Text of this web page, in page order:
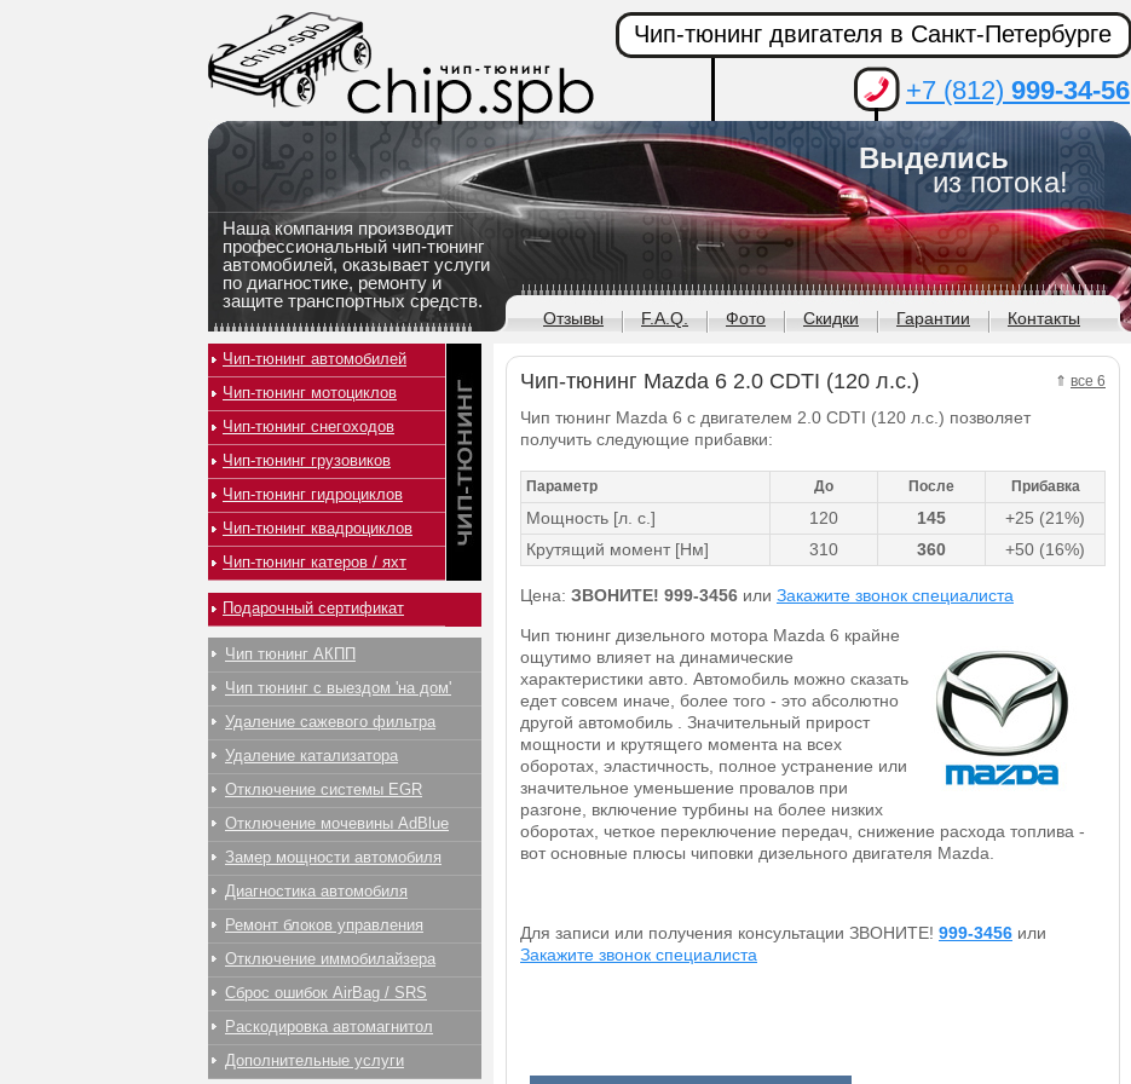
Наша компания производит
профессиональный чип-тюнинг
автомобилей, оказывает услуги
по диагностике, ремонту и
защите транспортных средств.
Выделись
из потока!
Чип-тюнинг двигателя в Санкт-Петербурге
+7 (812) 999-34-56
Отзывы F.A.Q. Фото Скидки Гарантии Контакты
⇑ все 6
Чип-тюнинг Mazda 6 2.0 CDTI (120 л.с.)
Чип тюнинг Mazda 6 с двигателем 2.0 CDTI (120 л.с.) позволяет
получить следующие прибавки:
Параметр До После Прибавка
Мощность [л. с.] 120 145
+25 (21%)
Крутящий момент [Нм]
310 360 +50 (16%)
Цена: ЗВОНИТЕ! 999-3456 или Закажите звонок специалиста
Чип тюнинг дизельного мотора Mazda 6 крайне
ощутимо влияет на динамические
характеристики авто. Автомобиль можно сказать
едет совсем иначе, более того - это абсолютно
другой автомобиль . Значительный прирост
мощности и крутящего момента на всех
оборотах, эластичность, полное устранение или
значительное уменьшение провалов при
разгоне, включение турбины на более низких
оборотах, четкое переключение передач, снижение расхода топлива -
вот основные плюсы чиповки дизельного двигателя Mazda.
Для записи или получения консультации ЗВОНИТЕ! 999-3456 или
Закажите звонок специалиста
Чип-тюнинг автомобилей
Чип-тюнинг мотоциклов
Чип-тюнинг снегоходов
Чип-тюнинг грузовиков
Чип-тюнинг гидроциклов
Чип-тюнинг квадроциклов
Чип-тюнинг катеров / яхт
Подарочный сертификат
Чип тюнинг АКПП
Чип тюнинг с выездом 'на дом'
Удаление сажевого фильтра
Удаление катализатора
Отключение системы EGR
Отключение мочевины AdBlue
Замер мощности автомобиля
Диагностика автомобиля
Ремонт блоков управления
Отключение иммобилайзера
Сброс ошибок AirBag / SRS
Раскодировка автомагнитол
Дополнительные услуги